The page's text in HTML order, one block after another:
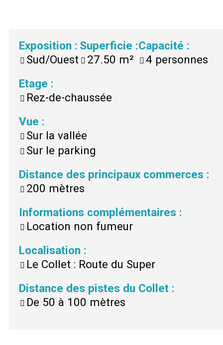
Exposition :
Sud/Ouest
Superficie :
27.50 m²
Capacité :
4 personnes
Etage :
Rez-de-chaussée
Vue :
Sur la vallée
Sur le parking
Distance des principaux commerces :
200 mètres
Informations complémentaires :
Location non fumeur
Localisation :
Le Collet : Route du Super
Distance des pistes du Collet :
De 50 à 100 mètres